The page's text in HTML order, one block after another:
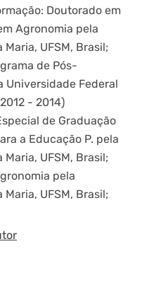
Doutorado em
Agronomia pela
UFSM, Brasil;
de Pós-
Universidade Federal
- 2014)
de Graduação
a Educação P. pela
UFSM, Brasil;
pela
UFSM, Brasil;